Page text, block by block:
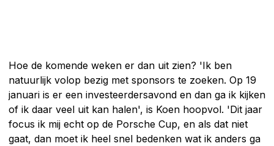
Hoe de komende weken er dan uit zien? 'Ik ben
natuurlijk volop bezig met sponsors te zoeken. Op 19
januari is er een investeerdersavond en dan ga ik kijken
of ik daar veel uit kan halen', is Koen hoopvol. 'Dit jaar
focus ik mij echt op de Porsche Cup, en als dat niet
gaat, dan moet ik heel snel bedenken wat ik anders ga